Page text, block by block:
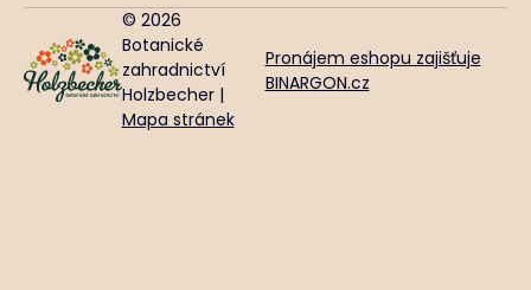
© 2026
Botanické
zahradnictví
Holzbecher |
Mapa stránek
Pronájem eshopu zajišťuje
BINARGON.cz